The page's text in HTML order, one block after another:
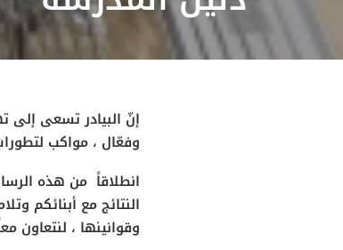
إنّ البيادر تسعى إلى
وفعّال ، مواكب
انطلاقاً من هذه
النتائج مع أبنائكم
وقوانينها ، لنتعاون